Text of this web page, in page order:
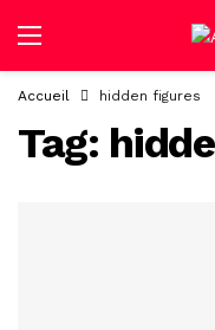
Accueil hidden figures
Tag: